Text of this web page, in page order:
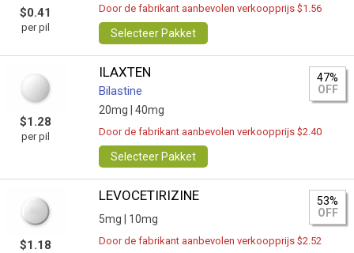
$0.41
per pil
Door de fabrikant aanbevolen verkoopprijs $1.56
Selecteer Pakket
$1.28
per pil
ILAXTEN
Bilastine
20mg | 40mg
47%
OFF
Door de fabrikant aanbevolen verkoopprijs $2.40
Selecteer Pakket
$1.18
LEVOCETIRIZINE
5mg | 10mg
53%
OFF
Door de fabrikant aanbevolen verkoopprijs $2.52